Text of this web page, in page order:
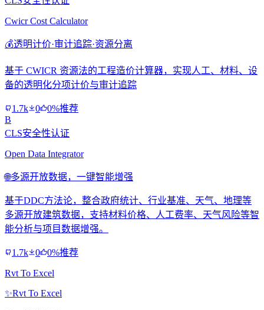
Cwicr Cost Calculator
💰透明计价·审计追踪·资源分离
基于 CWICR 资源法的工程造价计算器，实现人工、材料、设
备的透明化分项计价与审计追踪
1.7k 0
0%推荐
B
CLS安全性认证
Open Data Integrator
🌐多源开放数据，一键智能增强
基于DDC方法论，整合政府统计、行业基准、天气、地理等
多源开放建筑数据，支持材料价格、人工费率、天气风险等智
能分析与项目数据增强。
1.7k 0 0%推荐
Rvt To Excel
✨Rvt To Excel